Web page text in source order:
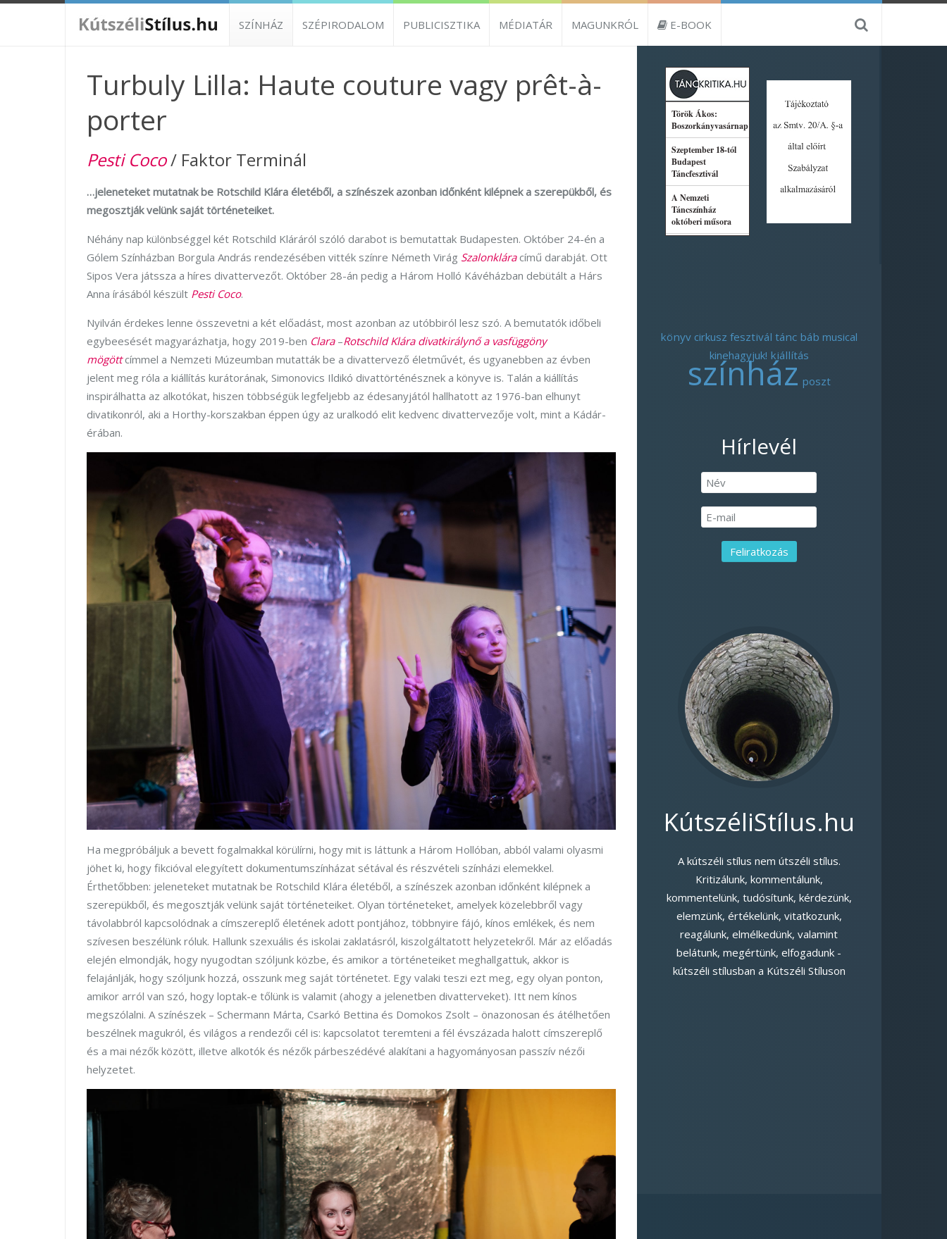
SZÍNHÁZ SZÉPIRODALOM PUBLICISZTIKA MÉDIATÁR MAGUNKRÓL E-BOOK
Turbuly Lilla: Haute couture vagy prêt-à-
porter
Pesti Coco/ Faktor Terminál
…jeleneteket mutatnak be Rotschild Klára életéből, a színészek azonban időnként kilépnek a szerepükből, és
megosztják velünk saját történeteiket.
Néhány nap különbséggel két Rotschild Kláráról szóló darabot is bemutattak Budapesten. Október 24-én a
Gólem Színházban Borgula András rendezésében vitték színre Németh Virág Szalonkláracímű darabját. Ott
Sipos Vera játssza a híres divattervezőt. Október 28-án pedig a Három Holló Kávéházban debütált a Hárs
Anna írásából készült Pesti Coco.
Nyilván érdekes lenne összevetni a két előadást, most azonban az utóbbiról lesz szó. A bemutatók időbeli
egybeesését magyarázhatja, hogy 2019-ben Clara –Rotschild Klára divatkirálynő a vasfüggöny
mögöttcímmel a Nemzeti Múzeumban mutatták be a divattervező életművét, és ugyanebben az évben
jelent meg róla a kiállítás kurátorának, Simonovics Ildikó divattörténésznek a könyve is. Talán a kiállítás
inspirálhatta az alkotókat, hiszen többségük legfeljebb az édesanyjától hallhatott az 1976-ban elhunyt
divatikonról, aki a Horthy-korszakban éppen úgy az uralkodó elit kedvenc divattervezője volt, mint a Kádár-
érában.
Ha megpróbáljuk a bevett fogalmakkal körülírni, hogy mit is láttunk a Három Hollóban, abból valami olyasmi
jöhet ki, hogy fikcióval elegyített dokumentumszínházat sétával és részvételi színházi elemekkel.
Érthetőbben: jeleneteket mutatnak be Rotschild Klára életéből, a színészek azonban időnként kilépnek a
szerepükből, és megosztják velünk saját történeteiket. Olyan történeteket, amelyek közelebbről vagy
távolabbról kapcsolódnak a címszereplő életének adott pontjához, többnyire fájó, kínos emlékek, és nem
szívesen beszélünk róluk. Hallunk szexuális és iskolai zaklatásról, kiszolgáltatott helyzetekről. Már az előadás
elején elmondják, hogy nyugodtan szóljunk közbe, és amikor a történeteiket meghallgattuk, akkor is
felajánlják, hogy szóljunk hozzá, osszunk meg saját történetet. Egy valaki teszi ezt meg, egy olyan ponton,
amikor arról van szó, hogy loptak-e tőlünk is valamit (ahogy a jelenetben divatterveket). Itt nem kínos
megszólalni. A színészek – Schermann Márta, Csarkó Bettina és Domokos Zsolt – önazonosan és átélhetően
beszélnek magukról, és világos a rendezői cél is: kapcsolatot teremteni a fél évszázada halott címszereplő
és a mai nézők között, illetve alkotók és nézők párbeszédévé alakítani a hagyományosan passzív nézői
helyzetet.
könyv cirkusz fesztivál tánc báb musical
kinehagyjuk! kiállítás
színház poszt
Hírlevél
KútszéliStílus.hu
A kútszéli stílus nem útszéli stílus.
Kritizálunk, kommentálunk,
kommentelünk, tudósítunk, kérdezünk,
elemzünk, értékelünk, vitatkozunk,
reagálunk, elmélkedünk, valamint
belátunk, megértünk, elfogadunk -
kútszéli stílusban a Kútszéli Stíluson